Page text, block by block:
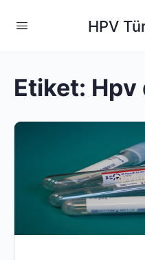
HPV
Etiket: Hpv